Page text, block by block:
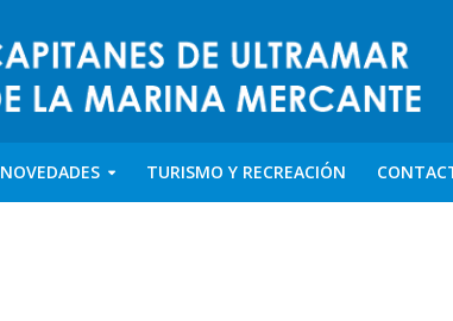
NOVEDADES TURISMO Y RECREACIÓN